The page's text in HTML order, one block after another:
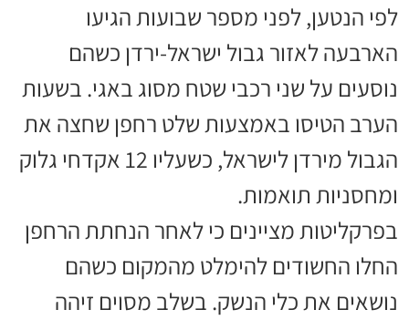
לפי הנטען, לפני מספר שבועות הגיעו
הארבעה לאזור גבול ישראל-ירדן כשהם
נוסעים על שני רכבי שטח מסוג באגי. בשעות
הערב הטיסו באמצעות שלט רחפן שחצה את
הגבול מירדן לישראל, כשעליו 12 אקדחי גלוק
ומחסניות תואמות.
בפרקליטות מציינים כי לאחר הנחתת הרחפן
החלו החשודים להימלט מהמקום כשהם
נושאים את כלי הנשק. בשלב מסוים זיהה